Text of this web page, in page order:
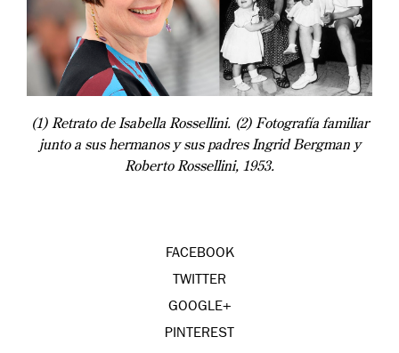
(1) Retrato de Isabella Rossellini. (2) Fotografía familiar
junto a sus hermanos y sus padres Ingrid Bergman y
Roberto Rossellini, 1953.
FACEBOOK
TWITTER
GOOGLE+
PINTEREST